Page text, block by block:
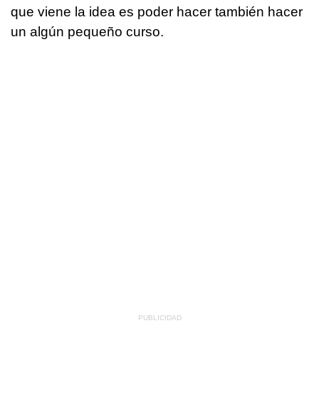
que viene la idea es poder hacer también hacer
un algún pequeño curso.